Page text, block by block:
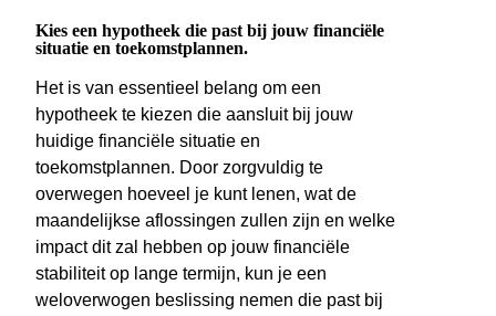
Kies een hypotheek die past bij jouw financiële
situatie en toekomstplannen.
Het is van essentieel belang om een
hypotheek te kiezen die aansluit bij jouw
huidige financiële situatie en
toekomstplannen. Door zorgvuldig te
overwegen hoeveel je kunt lenen, wat de
maandelijkse aflossingen zullen zijn en welke
impact dit zal hebben op jouw financiële
stabiliteit op lange termijn, kun je een
weloverwogen beslissing nemen die past bij